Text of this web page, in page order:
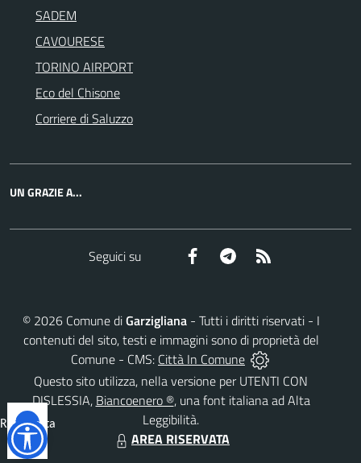
SADEM
CAVOURESE
TORINO AIRPORT
Eco del Chisone
Corriere di Saluzzo
UN GRAZIE A...
Seguici su Facebook Telegram
© 2026Comune diGarzigliana- Tutti i diritti riservati - I
contenuti del sito, testi e immagini sono di proprietà del
Comune - CMS: Città In Comune
Questo sito utilizza, nella versione per UTENTI CON
DISLESSIA, Biancoenero ®, una font italiana ad Alta
Leggibilità.
AREA RISERVATA
Reimposta
tutto